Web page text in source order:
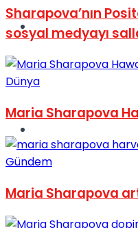
Sinema
Sharapova’nın
sosyal medyayı
Dünya
Maria Sharapova
Gündem
Maria Sharapova